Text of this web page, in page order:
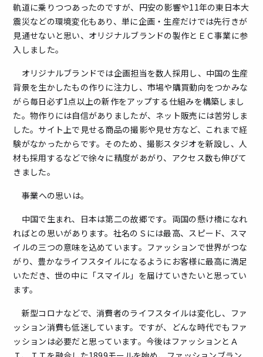
軌道に乗りつつあったのですが、円安の影響や11年の東日本大
震災などの環境変化もあり、単に企画・生産だけでは先行きが
見通せないと思い、オリジナルブランドの製作とＥＣ事業に参
入しました。
オリジナルブランドでは企画担当を数人採用し、中国の生産
背景を生かしたもの作りに注力し、市場や購買動向をつかみな
がら毎日必ず1点以上の新作をアップする仕組みを構築しまし
た。物作りには自信がありましたが、ネット販売には苦労しま
した。サイト上で見せる商品の撮影や見せ方など、これまで経
験がなかったからです。そのため、撮影スタジオを新設し、人
材も採用するなどで徐々に精度があがり、アクセス数も伸びて
きました。
――事業への思いは。
中国で生まれ、日本は第二の故郷です。両国の懸け橋になれ
ればとの思いがあります。社名のＳには最高、スピード、スマ
イルの三つの意味を込めています。ファッションで世界がつな
がり、豊かなライフスタイルになるようにお客様に最高に満足
いただき、世の中に「スマイル」を届けていきたいと思ってい
ます。
新型コロナなどで、消費者のライフスタイルは変化し、ファ
ッション消費も低迷しています。ですが、どんな時代でもファ
ッションは必要だと思っています。今後はファッションとＡ